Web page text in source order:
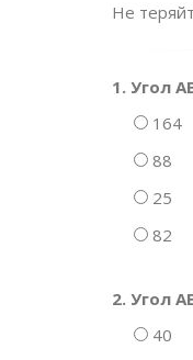
Не
1. Угол
164
88
25
82
2. Угол
40